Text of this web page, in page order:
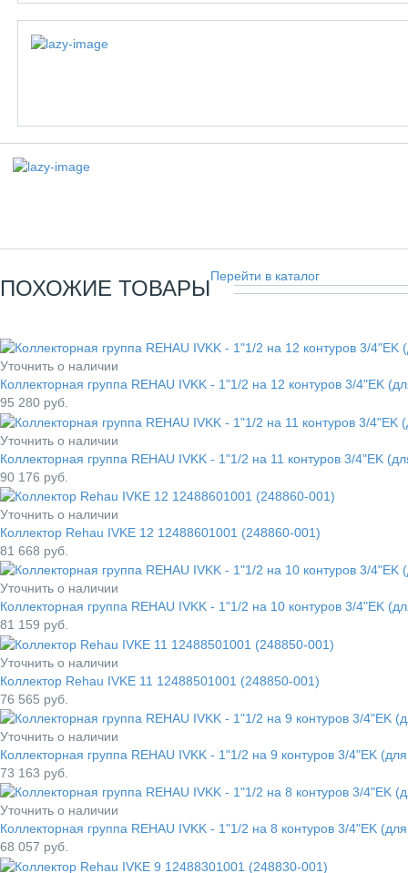
ПОХОЖИЕ ТОВАРЫПерейти в каталог
Уточнить о наличии
Коллекторная группа REHAU IVKK - 1"1/2 на 12 контуров 3/4"EK
95 280 руб.
Уточнить о наличии
Коллекторная группа REHAU IVKK - 1"1/2 на 11 контуров 3/4"EK
90 176 руб.
Уточнить о наличии
Коллектор Rehau IVKE 12 12488601001 (248860-001)
81 668 руб.
Уточнить о наличии
Коллекторная группа REHAU IVKK - 1"1/2 на 10 контуров 3/4"EK
81 159 руб.
Уточнить о наличии
Коллектор Rehau IVKE 11 12488501001 (248850-001)
76 565 руб.
Уточнить о наличии
Коллекторная группа REHAU IVKK - 1"1/2 на 9 контуров 3/4"EK
73 163 руб.
Уточнить о наличии
Коллекторная группа REHAU IVKK - 1"1/2 на 8 контуров 3/4"EK
68 057 руб.